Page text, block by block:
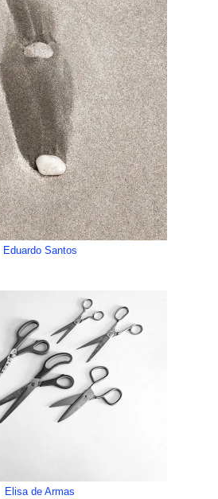
Eduardo Santos
Elisa de Armas